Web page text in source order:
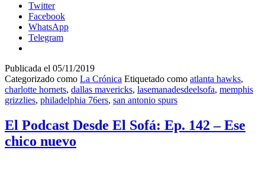
Twitter
Facebook
WhatsApp
Telegram
Publicada el 05/11/2019
Categorizado como La Crónica Etiquetado como atlanta hawks,
charlotte hornets, dallas mavericks, lasemanadesdeelsofa, memphis
grizzlies, philadelphia 76ers, san antonio spurs
El Podcast Desde El Sofá: Ep. 142 – Ese
chico nuevo